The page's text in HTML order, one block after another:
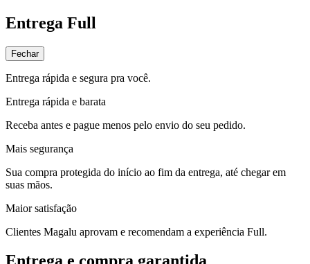
Entrega Full
Fechar
Entrega rápida e segura pra você.
Entrega rápida e barata
Receba antes e pague menos pelo envio do seu pedido.
Mais segurança
Sua compra protegida do início ao fim da entrega, até chegar em
suas mãos.
Maior satisfação
Clientes Magalu aprovam e recomendam a experiência Full.